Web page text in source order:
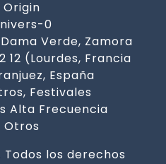
Origin
0
Verde, Zamora
12 (Lourdes, Francia
España
Festivales
Alta Frecuencia
Otros
los derechos